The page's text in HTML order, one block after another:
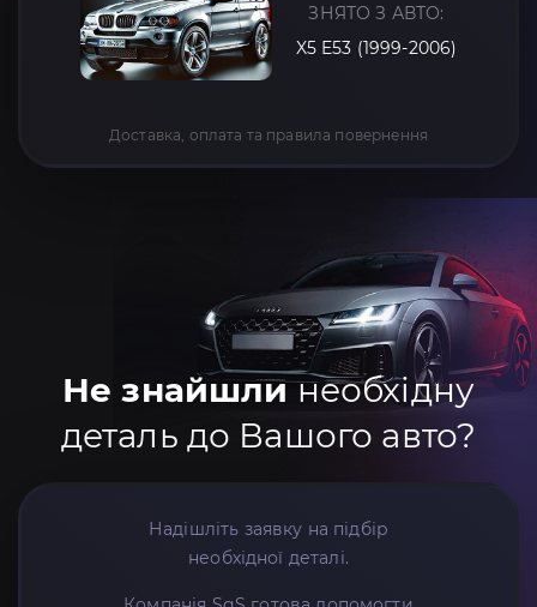
ЗНЯТО З АВТО:
X5 E53 (1999-2006)
Доставка, оплата та правила повернення
Не знайшлинеобхідну
деталь до Вашого авто?
Надішліть заявку на підбір
необхідної деталі.